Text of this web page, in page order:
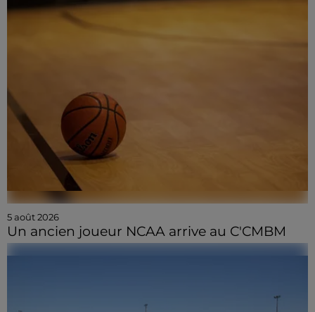
5 août 2026
Un ancien joueur NCAA arrive au C'CMBM